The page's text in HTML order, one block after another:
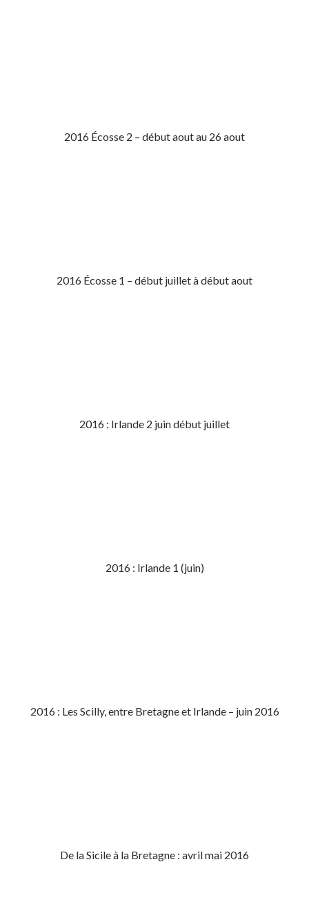
2016 Écosse 2 – début aout au 26 aout
2016 Écosse 1 – début juillet à début aout
2016 : Irlande 2 juin début juillet
2016 : Irlande 1 (juin)
2016 : Les Scilly, entre Bretagne et Irlande – juin 2016
De la Sicile à la Bretagne : avril mai 2016